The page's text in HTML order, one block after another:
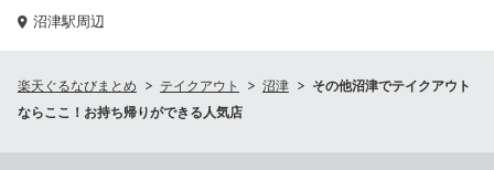
沼津駅周辺
楽天ぐるなびまとめ テイクアウト 沼津
その他沼津でテイクアウト
ならここ！お持ち帰りができる人気店